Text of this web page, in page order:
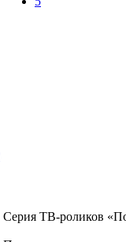
Серия ТВ-роликов